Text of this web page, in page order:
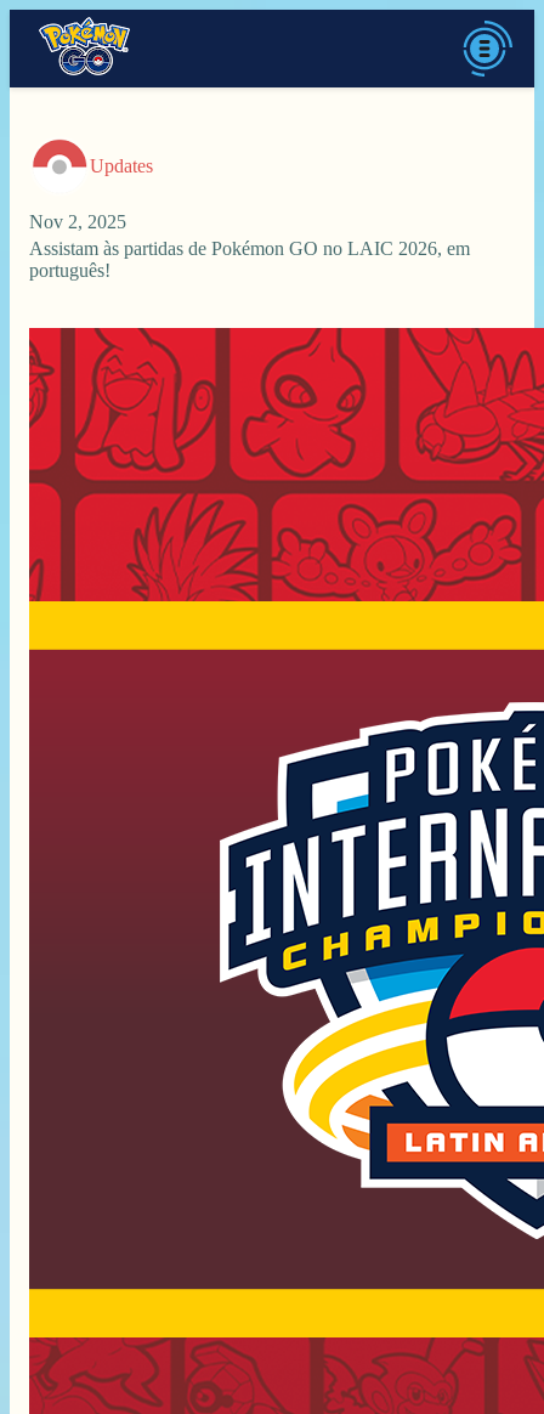
Updates
Nov 2, 2025
Assistam às partidas de Pokémon GO no LAIC 2026, em
português!